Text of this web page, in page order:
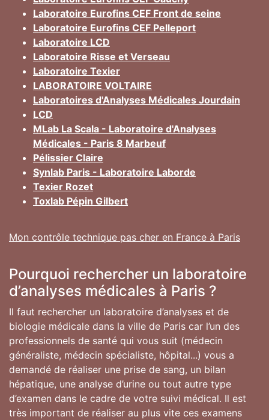
Laboratoire Eurofins CEF Front de seine
Laboratoire Eurofins CEF Pelleport
Laboratoire LCD
Laboratoire Risse et Verseau
Laboratoire Texier
LABORATOIRE VOLTAIRE
Laboratoires d'Analyses Médicales Jourdain
LCD
MLab La Scala - Laboratoire d'Analyses
Médicales - Paris 8 Marbeuf
Pélissier Claire
Synlab Paris - Laboratoire Laborde
Texier Rozet
Toxlab Pépin Gilbert
Mon contrôle technique pas cher en France à Paris
Pourquoi rechercher un laboratoire
d’analyses médicales à Paris ?
Il faut rechercher un laboratoire d’analyses et de
biologie médicale dans la ville de Paris car l’un des
professionnels de santé qui vous suit (médecin
généraliste, médecin spécialiste, hôpital...) vous a
demandé de réaliser une prise de sang, un bilan
hépatique, une analyse d’urine ou tout autre type
d’examen dans le cadre de votre suivi médical. Il est
très important de réaliser au plus vite ces examens